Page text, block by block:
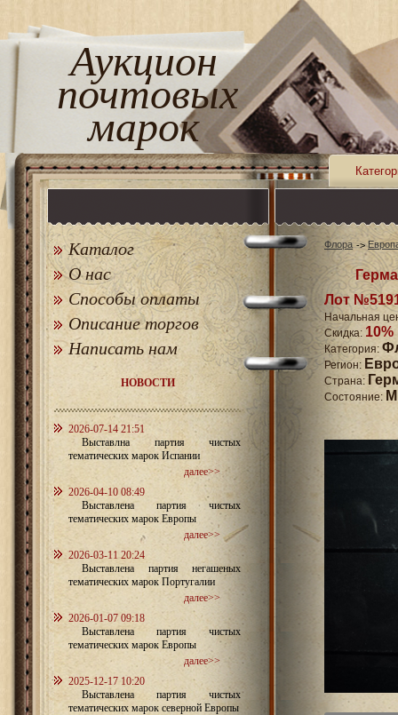
Аукцион
почтовых
марок
Каталог
О нас
Способы оплаты
Описание торгов
Написать нам
НОВОСТИ
2026-07-14 21:51
Выставлна партия чистых
тематических марок Испании
далее>>
2026-04-10 08:49
Выставлена партия чистых
тематических марок Европы
далее>>
2026-03-11 20:24
Выставлена партия негашеных
тематических марок Португалии
далее>>
2026-01-07 09:18
Выставлена партия чистых
тематических марок Европы
далее>>
2025-12-17 10:20
Выставлена партия чистых
тематических марок северной Европы
Флора
Лот
Начальная
Скидка: 10%
Категория:
Регион:
Страна:
Состояние: